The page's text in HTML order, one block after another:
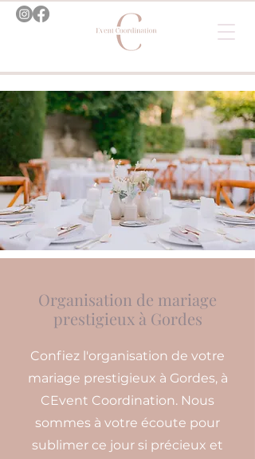
Organisation de mariage
prestigieux à Gordes
Confiez l'organisation de votre
mariage prestigieux à Gordes, à
CEvent Coordination. Nous
sommes à votre écoute pour
sublimer ce jour si précieux et